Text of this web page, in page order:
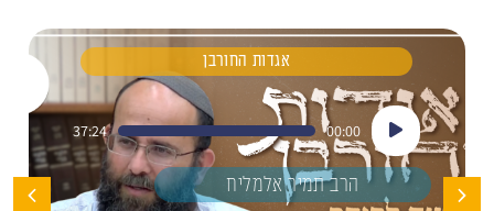
אגדות החורבן
נגן
אודיו
00:00
37:24
הרב תמיר אלמליח